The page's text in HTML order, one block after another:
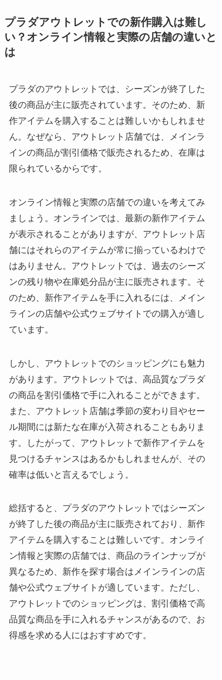
プラダアウトレットでの新作購入は難し
い？オンライン情報と実際の店舗の違いと
は
プラダのアウトレットでは、シーズンが終了した
後の商品が主に販売されています。そのため、新
作アイテムを購入することは難しいかもしれませ
ん。なぜなら、アウトレット店舗では、メインラ
インの商品が割引価格で販売されるため、在庫は
限られているからです。
オンライン情報と実際の店舗での違いを考えてみ
ましょう。オンラインでは、最新の新作アイテム
が表示されることがありますが、アウトレット店
舗にはそれらのアイテムが常に揃っているわけで
はありません。アウトレットでは、過去のシーズ
ンの残り物や在庫処分品が主に販売されます。そ
のため、新作アイテムを手に入れるには、メイン
ラインの店舗や公式ウェブサイトでの購入が適し
ています。
しかし、アウトレットでのショッピングにも魅力
があります。アウトレットでは、高品質なプラダ
の商品を割引価格で手に入れることができます。
また、アウトレット店舗は季節の変わり目やセー
ル期間には新たな在庫が入荷されることもありま
す。したがって、アウトレットで新作アイテムを
見つけるチャンスはあるかもしれませんが、その
確率は低いと言えるでしょう。
総括すると、プラダのアウトレットではシーズン
が終了した後の商品が主に販売されており、新作
アイテムを購入することは難しいです。オンライ
ン情報と実際の店舗では、商品のラインナップが
異なるため、新作を探す場合はメインラインの店
舗や公式ウェブサイトが適しています。ただし、
アウトレットでのショッピングは、割引価格で高
品質な商品を手に入れるチャンスがあるので、お
得感を求める人にはおすすめです。